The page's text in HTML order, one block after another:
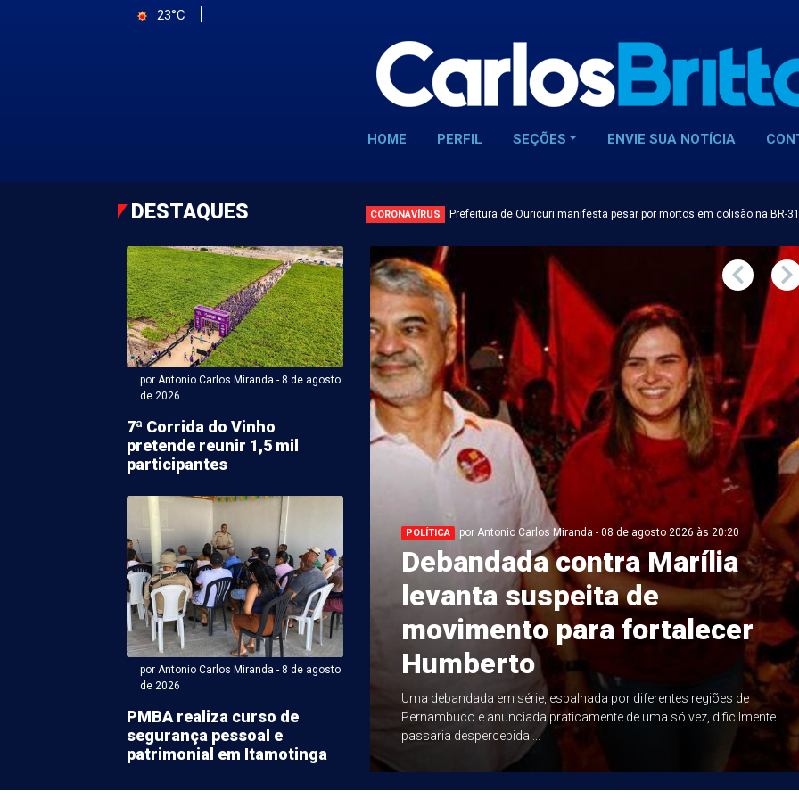
23°C
HOME PERFIL SEÇÕES ENVIE SUA NOTÍCIA
DESTAQUES CORONAVÍRUS Prefeitura de Ouricuri manifesta pesar por mortos em colisão na BR-
por Antonio Carlos Miranda - 8 de agosto
de 2026
7ª Corrida do Vinho
pretende reunir 1,5 mil
participantes
por Antonio Carlos Miranda - 8 de agosto
de 2026
PMBA realiza curso de
segurança pessoal e
patrimonial em Itamotinga
Carlos Miranda - 08 de agosto 2026 às 15:26
autua 10 falsos
de educação
escolas de PE
de Educação Física da 12ª Região/Pernambuco
POLÍTICA por Antonio Carlos Miranda - 08 de agosto 2026 às 20:20
Debandada contra Marília
levanta suspeita de
movimento para fortalecer
Humberto
Uma debandada em série, espalhada por diferentes regiões de
Pernambuco e anunciada praticamente de uma só vez, dificilmente
passaria despercebida ...